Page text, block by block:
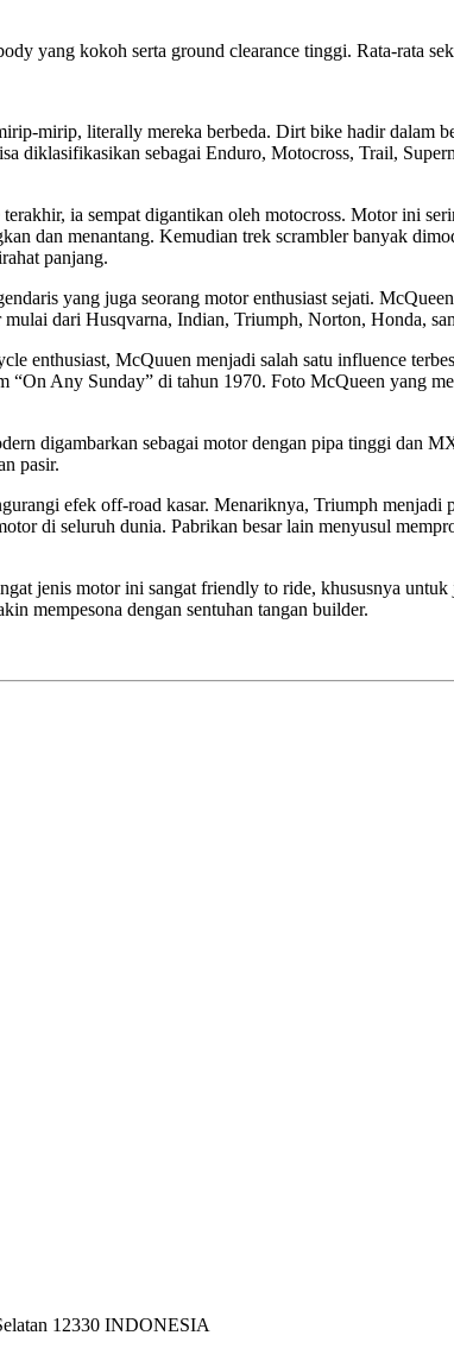
yang kokoh serta ground clearance tinggi. Rata-rata
mirip, literally mereka berbeda. Dirt bike hadir dalam
diklasifikasikan sebagai Enduro, Motocross, Trail,
ia sempat digantikan oleh motocross. Motor ini
dan menantang. Kemudian trek scrambler banyak
panjang.
yang juga seorang motor enthusiast sejati.
dari Husqvarna, Indian, Triumph, Norton, Honda,
enthusiast, McQuuen menjadi salah satu influence
Any Sunday” di tahun 1970. Foto McQueen yang
digambarkan sebagai motor dengan pipa tinggi dan
pasir.
efek off-road kasar. Menariknya, Triumph
di seluruh dunia. Pabrikan besar lain menyusul
jenis motor ini sangat friendly to ride, khususnya
mempesona dengan sentuhan tangan builder.
12330 INDONESIA